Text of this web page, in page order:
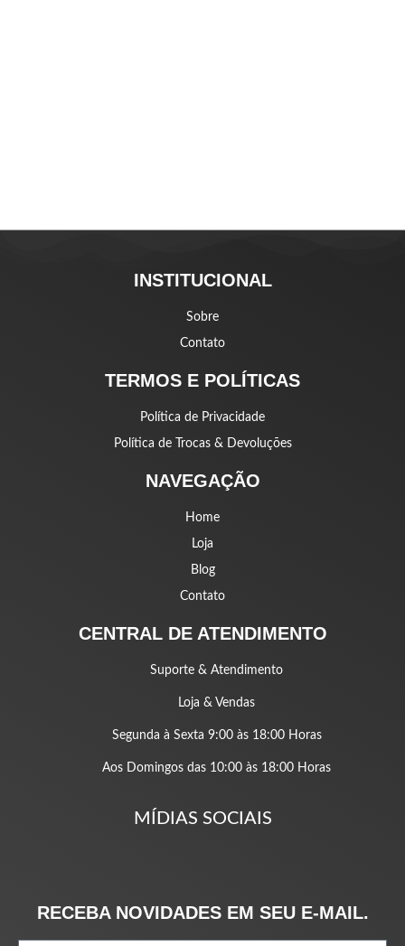
INSTITUCIONAL
Sobre
Contato
TERMOS E POLÍTICAS
Política de Privacidade
Política de Trocas & Devoluções
NAVEGAÇÃO
Home
Loja
Blog
Contato
CENTRAL DE ATENDIMENTO
Suporte & Atendimento
Loja & Vendas
Segunda à Sexta 9:00 às 18:00 Horas
Aos Domingos das 10:00 às 18:00 Horas
MÍDIAS SOCIAIS
RECEBA NOVIDADES EM SEU E-MAIL.